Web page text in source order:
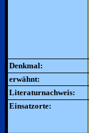
Denkmal:
erwähnt:
Literaturnachweis:
Einsatzorte: